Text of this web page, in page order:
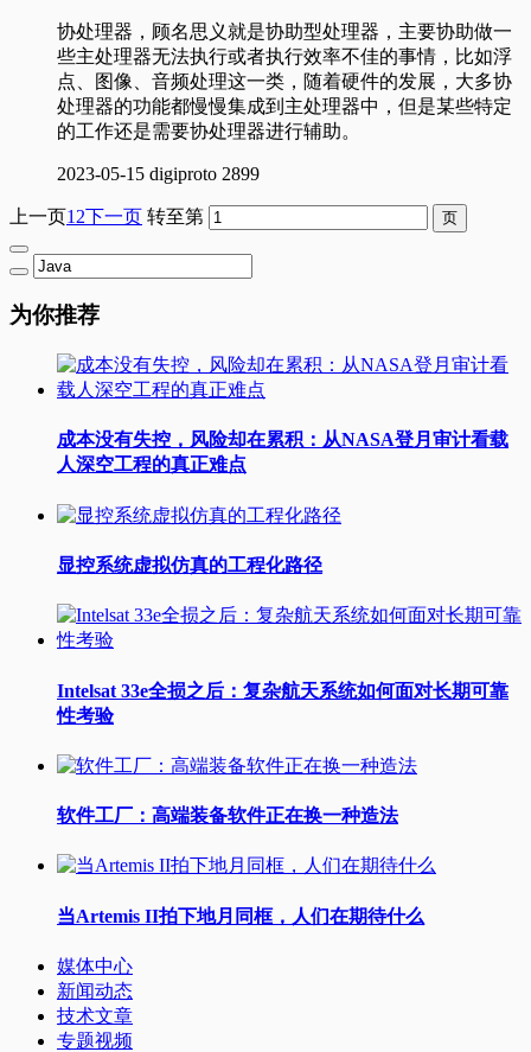
协处理器，顾名思义就是协助型处理器，主要协助做一
些主处理器无法执行或者执行效率不佳的事情，比如浮
点、图像、音频处理这一类，随着硬件的发展，大多协
处理器的功能都慢慢集成到主处理器中，但是某些特定
的工作还是需要协处理器进行辅助。
2023-05-15 digiproto 2899
上一页1 2下一页 转至第
为你推荐
成本没有失控，风险却在累积：从NASA登月审计看载
人深空工程的真正难点
显控系统虚拟仿真的工程化路径
Intelsat 33e全损之后：复杂航天系统如何面对长期可靠
性考验
软件工厂：高端装备软件正在换一种造法
当Artemis II拍下地月同框，人们在期待什么
媒体中心
新闻动态
技术文章
专题视频